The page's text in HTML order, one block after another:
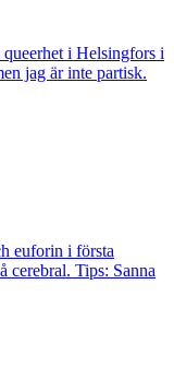
i Helsingfors i
jag är inte partisk.
euforin i första
cerebral. Tips: Sanna